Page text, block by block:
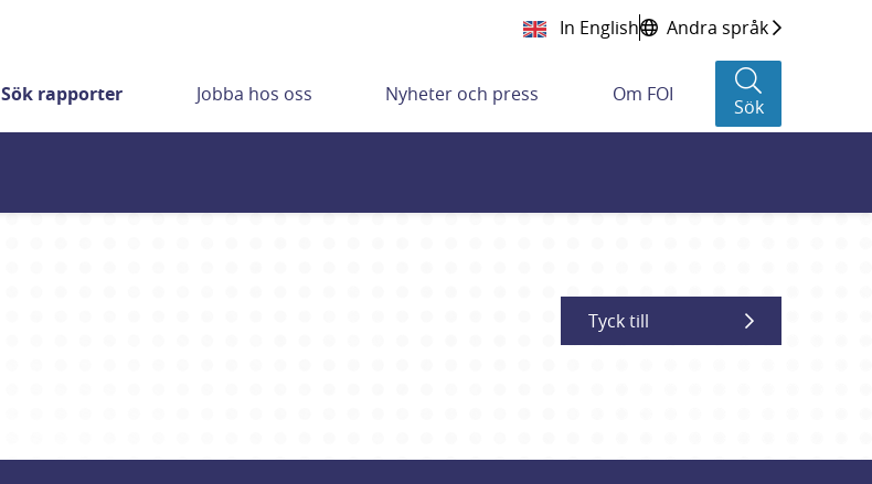
In English Andra språk
Sök rapporter Jobba hos oss Nyheter och press Om FOI
Sök
Tyck till